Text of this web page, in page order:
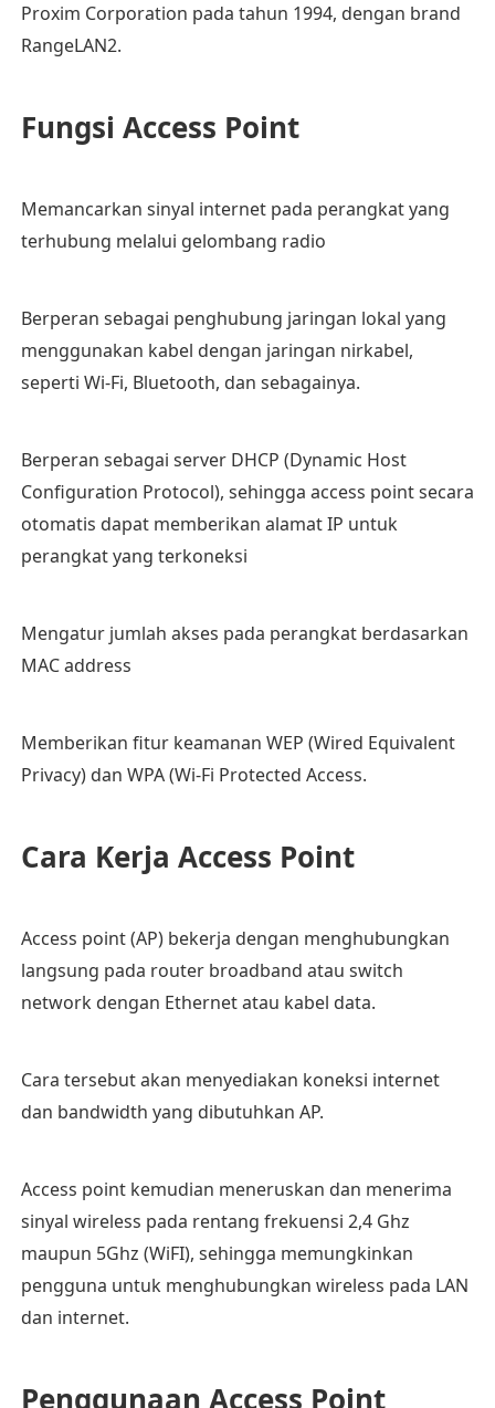
Proxim Corporation pada tahun 1994, dengan brand
RangeLAN2.
Fungsi Access Point
Memancarkan sinyal internet pada perangkat yang
terhubung melalui gelombang radio
Berperan sebagai penghubung jaringan lokal yang
menggunakan kabel dengan jaringan nirkabel,
seperti Wi-Fi, Bluetooth, dan sebagainya.
Berperan sebagai server DHCP (Dynamic Host
Configuration Protocol), sehingga access point secara
otomatis dapat memberikan alamat IP untuk
perangkat yang terkoneksi
Mengatur jumlah akses pada perangkat berdasarkan
MAC address
Memberikan fitur keamanan WEP (Wired Equivalent
Privacy) dan WPA (Wi-Fi Protected Access.
Cara Kerja Access Point
Access point (AP) bekerja dengan menghubungkan
langsung pada router broadband atau switch
network dengan Ethernet atau kabel data.
Cara tersebut akan menyediakan koneksi internet
dan bandwidth yang dibutuhkan AP.
Access point kemudian meneruskan dan menerima
sinyal wireless pada rentang frekuensi 2,4 Ghz
maupun 5Ghz (WiFI), sehingga memungkinkan
pengguna untuk menghubungkan wireless pada LAN
dan internet.
Penggunaan Access Point